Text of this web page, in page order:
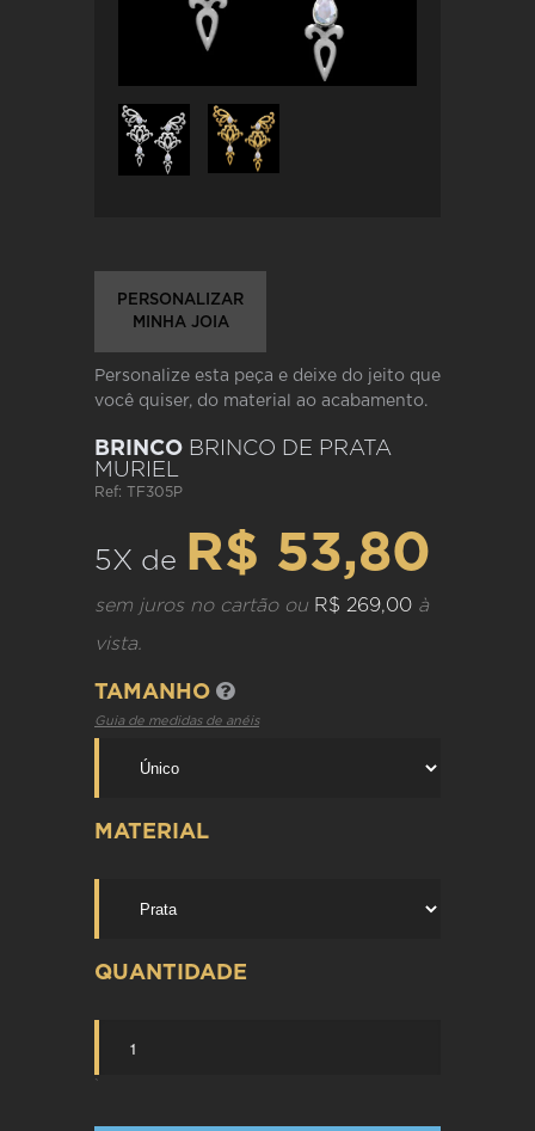
PERSONALIZAR
MINHA JOIA
Personalize esta peça e deixe do jeito que
você quiser, do material ao acabamento.
BRINCO BRINCO DE PRATA
MURIEL
Ref: TF305P
5X de R$ 53,80
sem juros no cartão ou R$ 269,00 à
vista.
TAMANHO
Guia de medidas de anéis
MATERIAL
QUANTIDADE
`